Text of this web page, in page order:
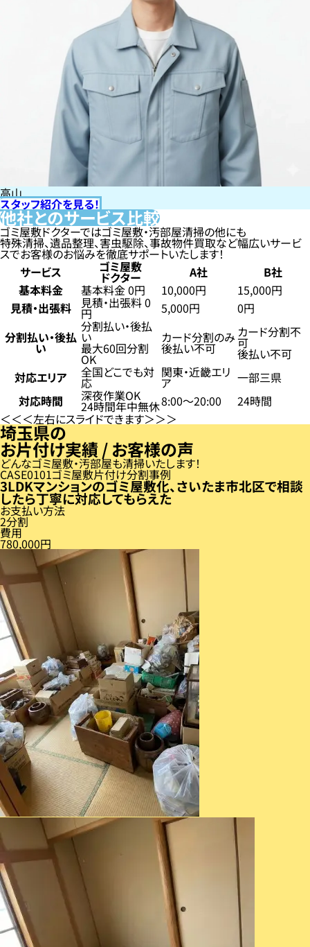
高山
スタッフ紹介を見る！
他社とのサービス比較
ゴミ屋敷ドクターではゴミ屋敷・汚部屋清掃の他にも
特殊清掃、遺品整理、害虫駆除、事故物件買取など幅広いサービ
スでお客様のお悩みを徹底サポートいたします！
サービス
ゴミ屋敷
ドクター A社
B社
基本料金
基本料金 0円 10,000円
15,000円
見積・出張料
見積・出張料 0
円 5,000円
0円
分割払い・後払
い
分割払い・後払
い
最大60回分割
OK
カード分割のみ
後払い不可
カード分割不
可
後払い不可
対応エリア
全国どこでも対
応
関東・近畿エリ
ア
一部三県
対応時間
深夜作業OK
24時間年中無休8:00〜20:00
24時間
左右にスライドできます
埼玉県の
お片付け実績 / お客様の声
どんなゴミ屋敷・汚部屋も清掃いたします！
CASE 01ゴミ屋敷片付け分割事例
3LDKマンションのゴミ屋敷化、さいたま市北区で相談
したら丁寧に対応してもらえた
お支払い方法
2分割
費用
780,000円